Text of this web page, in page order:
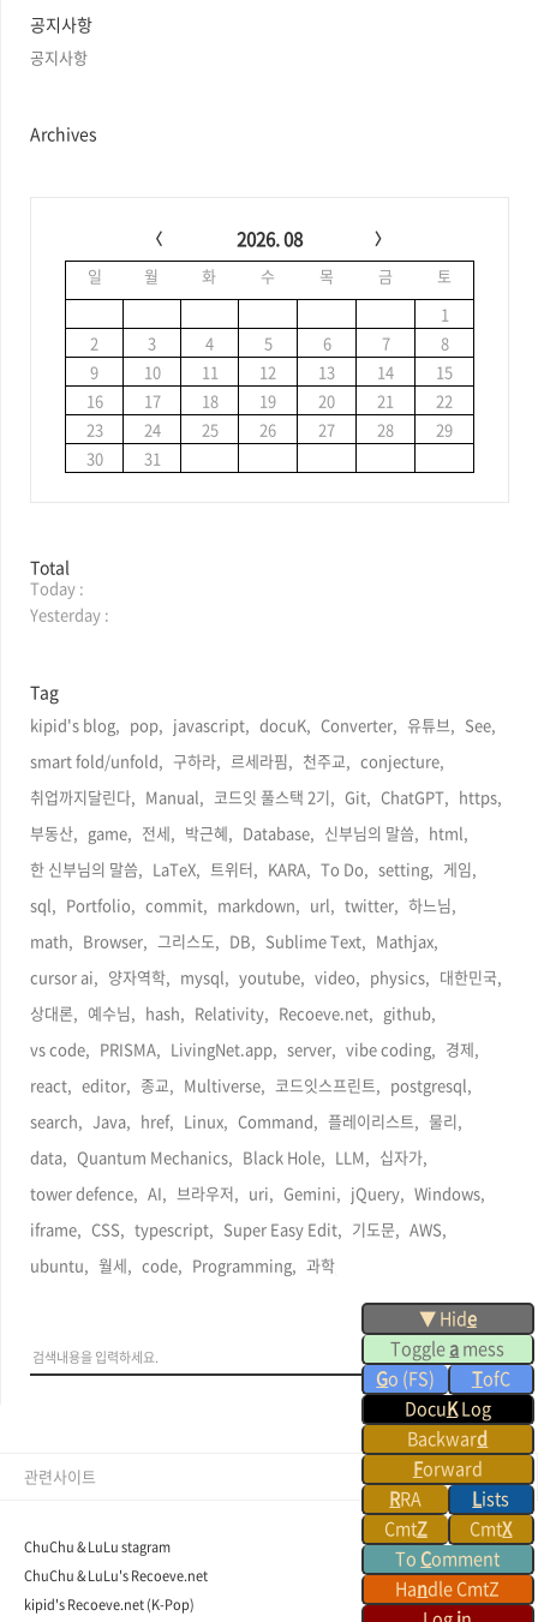
▼ Hide
Toggleamess
Go (FS) TofC
DocuKLog
Backward
Forward
RRA Lists
CmtZ CmtX
To Comment
Handle CmtZ
글
공지사항
공지사항
Archives
2026. 08
일 월 화 수 목 금
토
1
2
3 4 5 6 7
8
9
10 11 12 13 14
15
16
17 18 19 20 21
22
23
24 25 26 27 28
29
30
31
방
문
자
Total
Today :
Yesterday :
Tag
kipid's blog, pop, javascript, docuK, Converter, 유튜브,
See,
smart fold/unfold,
구하라, 르세라핌, 천주교,
conjecture,
취업까지달린다,
Manual, 코드잇 풀스택 2기, Git, ChatGPT,
https,
부동산,
game, 전세, 박근혜, Database, 신부님의 말씀,
html,
한 신부님의 말씀,
LaTeX, 트위터, KARA, To Do, setting,
게임,
sql,
Portfolio, commit, markdown, url, twitter,
하느님,
math,
Browser, 그리스도, DB, Sublime Text,
Mathjax,
cursor ai,
양자역학, mysql, youtube, video, physics,
대한민국,
상대론,
예수님, hash, Relativity, Recoeve.net,
github,
vs code,
PRISMA, LivingNet.app, server, vibe coding,
경제,
react,
editor, 종교, Multiverse, 코드잇스프린트,
postgresql,
search,
Java, href, Linux, Command, 플레이리스트,
물리,
data,
Quantum Mechanics, Black Hole, LLM,
십자가,
tower defence,
AI, 브라우저, uri, Gemini, jQuery,
Windows,
iframe,
CSS, typescript, Super Easy Edit, 기도문,
AWS,
ubuntu,
월세, code, Programming, 과학,
ChuChu & LuLu stagram
ChuChu & LuLu's Recoeve.net
kipid's Recoeve.net (K-Pop)
관련사이트